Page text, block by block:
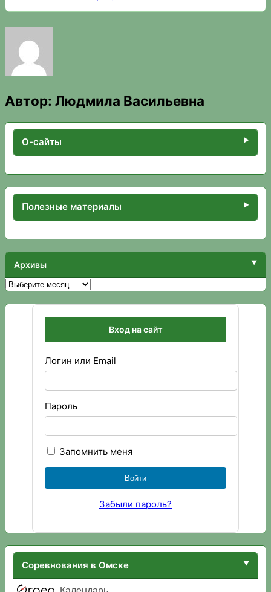
Автор: Людмила Васильевна
О-сайты
Полезные материалы
Архивы
Архивы
Вход на сайт
Логин или Email
Пароль
Запомнить меня
Забыли пароль?
Соревнования в Омске